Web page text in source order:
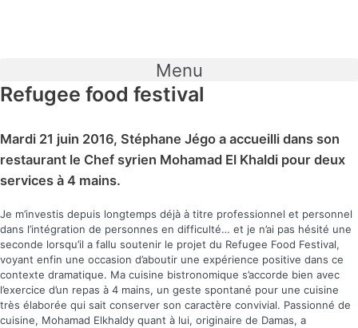
Menu
Refugee food festival
Mardi 21 juin 2016, Stéphane Jégo a accueilli dans son
restaurant le Chef syrien Mohamad El Khaldi pour deux
services à 4 mains.
Je m’investis depuis longtemps déjà à titre professionnel et personnel
dans l’intégration de personnes en difficulté… et je n’ai pas hésité une
seconde lorsqu’il a fallu soutenir le projet du Refugee Food Festival,
voyant enfin une occasion d’aboutir une expérience positive dans ce
contexte dramatique. Ma cuisine bistronomique s’accorde bien avec
l’exercice d’un repas à 4 mains, un geste spontané pour une cuisine
très élaborée qui sait conserver son caractère convivial. Passionné de
cuisine, Mohamad Elkhaldy quant à lui, originaire de Damas, a